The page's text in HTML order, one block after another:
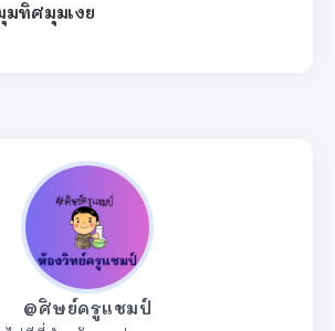
มทิศมุมเงย
@ศิษย์ครูแชมป์